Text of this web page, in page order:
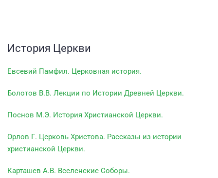
История Церкви
Евсевий Памфил. Церковная история.
Болотов В.В. Лекции по Истории Древней Церкви.
Поснов М.Э. История Христианской Церкви.
Орлов Г. Церковь Христова. Рассказы из истории
христианской Церкви.
Карташев А.В. Вселенские Соборы.